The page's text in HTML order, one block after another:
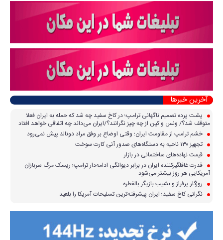
آخرین خبرها
پشت پرده تصمیم ناگهانی ترامپ؛ در کاخ سفید چه شد که حمله به ایران فعلا
متوقف شد؟/ ونس و کین از چه چیز نگرانند؟/ایران می‌داند چه اتفاقی خواهد افتاد
خشم ترامپ از مقاومت ایران؛ وقتی اوضاع بر وفق مراد دونالد پیش نمی‌رود
تجهیز ۱۳۰ ناحیه به دستگاه‌های صدور آنی کارت سوخت
قیمت نهاده‌های ساختمانی در بازار
قدرت غافلگیرکننده ایران در برابر دیوانگی ادامه‌دار ترامپ؛ ریسک مرگ سربازان
آمریکایی هر روز بیشتر می‌شود
روزگار پرفراز و نشیب بازیگر بالفطره
نگرانی کاخ سفید؛ ایران پیشرفته‌ترین تسلیحات آمریکا را بلعید